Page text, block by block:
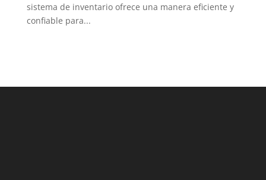
sistema de inventario ofrece una manera eficiente y
confiable para...